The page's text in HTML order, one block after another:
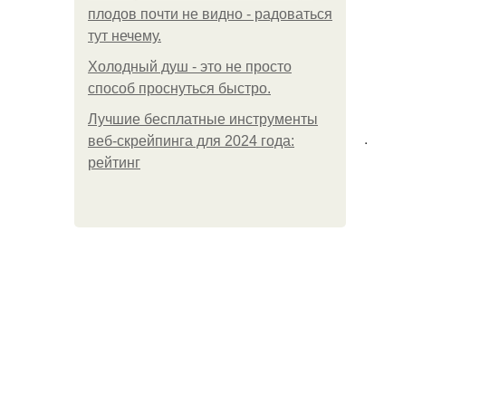
плодов почти не видно - радоваться
тут нечему.
Холодный душ - это не просто
способ проснуться быстро.
Лучшие бесплатные инструменты
веб-скрейпинга для 2024 года:
рейтинг
.